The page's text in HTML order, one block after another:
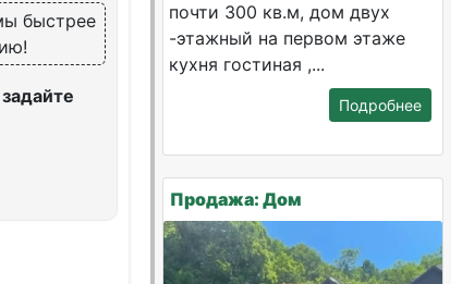
быстрее
почти 300 кв.м, дом двух
-этажный на первом этаже
кухня гостиная ,...
Подробнее
Продажа: Дом